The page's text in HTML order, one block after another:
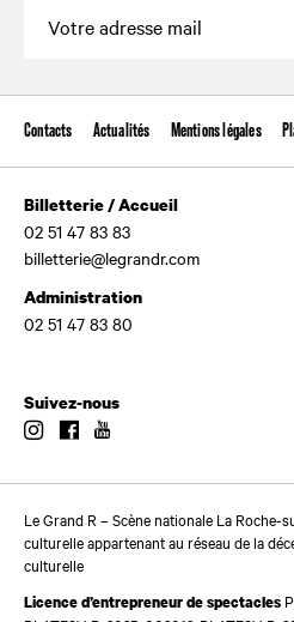
Contacts Actualités Mentions légales
Billetterie / Accueil
02 51 47 83 83
billetterie@legrandr.com
Administration
02 51 47 83 80
Suivez-nous
InstagramFacebook
Le Grand R – Scène nationale La Roche-
culturelle appartenant au réseau de la
culturelle
Licence d’entrepreneur de spectacles